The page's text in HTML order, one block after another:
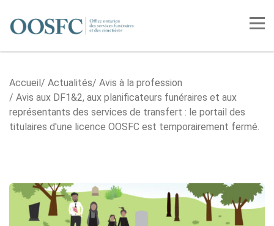
Accueil
Accueil Actualités
Avis à la profession
Avis aux DF1&2, aux planificateurs funéraires et aux
représentants des services de transfert : le portail des
titulaires d'une licence OOSFC est temporairement fermé.